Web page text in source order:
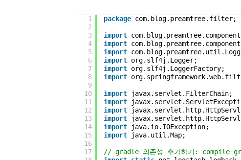
1
2
3
4
5
6
7
8
9
10
11
12
13
14
15
16
17
package com.blog.preamtree.filter;
import
import
import
import org.slf4j.Logger;
import org.slf4j.LoggerFactory;
import
import
javax.servlet.FilterChain;
import
import
import
import
java.io.IOException;
import
java.util.Map;
// gradle 의존성 추가하기: compile